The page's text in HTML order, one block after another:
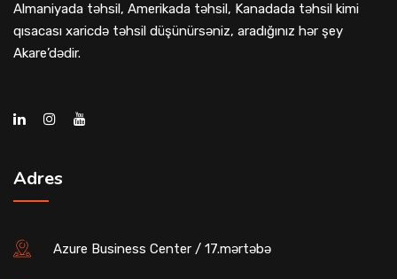
Almaniyada təhsil, Amerikada təhsil, Kanadada təhsil kimi
qısacası xaricdə təhsil düşünürsəniz, aradığınız hər şey
Akare’dədir.
Adres
Azure Business Center / 17.mərtəbə